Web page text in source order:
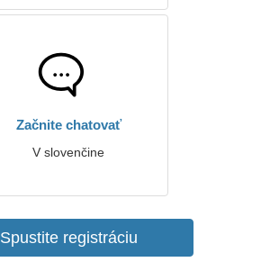
Začnite chatovať
V slovenčine
Spustite registráciu